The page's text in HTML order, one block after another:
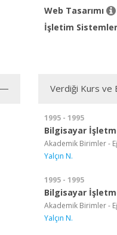
Web Tasarımı
İşletim
Verdiği Kurs ve
1995 - 1995
Bilgisayar
Akademik Birimler -
Yalçın N.
1995 - 1995
Bilgisayar
Akademik Birimler -
Yalçın N.